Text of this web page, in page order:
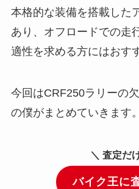
本格的な装備を搭載した
あり、オフロードでの走
適性を求める方にはおす
今回はCRF250ラリーの
の僕がまとめていきます。
＼ 査定だ
バイク王に